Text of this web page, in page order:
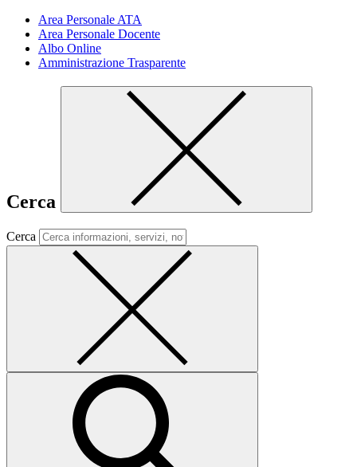
Area Personale ATA
Area Personale Docente
Albo Online
Amministrazione Trasparente
Cerca
Cerca